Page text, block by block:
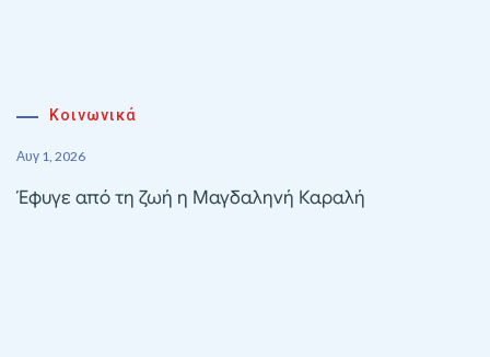
Κοινωνικά
Αυγ 1, 2026
Έφυγε από τη ζωή η Μαγδαληνή Καραλή